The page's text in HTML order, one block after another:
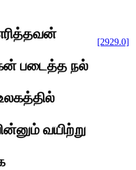
படைத்த நல்
வயிற்று
[2929.0]